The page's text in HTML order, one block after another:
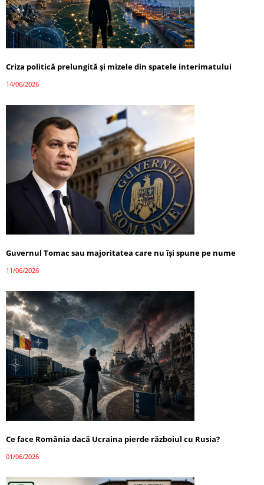
Criza politică prelungită și mizele din spatele interimatului
14/06/2026
Guvernul Tomac sau majoritatea care nu își spune pe nume
11/06/2026
Ce face România dacă Ucraina pierde războiul cu Rusia?
01/06/2026